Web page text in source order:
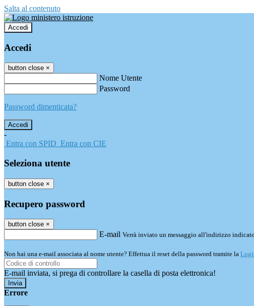
Salta al contenuto
Accedi
Accedi
button close ×
Nome Utente
Password
Password dimenticata?
-
Entra con SPID Entra con CIE
Seleziona utente
button close ×
Recupero password
button close ×
E-mail Verrà inviato un messaggio all'indirizzo
Non hai una e-mail associata al nome utente? Effettua il reset della password tramite la
E-mail inviata, si prega di controllare la casella di posta elettronica!
Errore